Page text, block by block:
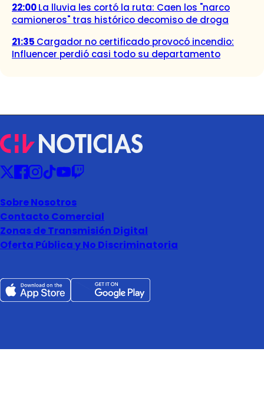
22:00La lluvia les cortó la ruta: Caen los "narco
camioneros" tras histórico decomiso de droga
21:35 Cargador no certificado provocó incendio:
Influencer perdió casi todo su departamento
Sobre Nosotros
Contacto Comercial
Zonas de Transmisión Digital
Oferta Pública y No Discriminatoria